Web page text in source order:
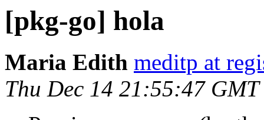
[pkg-go] hola
Maria Edith meditp at
Thu Dec 14 21:55:47